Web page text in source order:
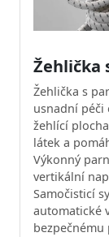
Žehlička
Žehlička s
usnadní péči
žehlící
látek a
Výkonný
vertikální
Samočisticí
automatické